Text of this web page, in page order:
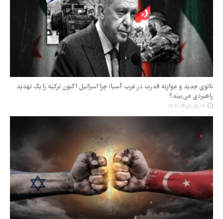
ناتوی جدید و موازنه قدرت در غرب آسیا؛ چرا اسرائیل اکنون ترکیه را یک تهدید
راهبردی می‌بیند؟
۱۴۰۵-۰۵-۰۳ ۱۲:۲۰